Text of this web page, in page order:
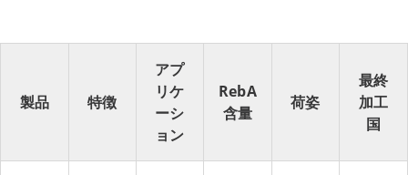
製品 特徴
アプ
リケ
ーシ
ョン
RebA
含量
荷姿
最終
加工
国